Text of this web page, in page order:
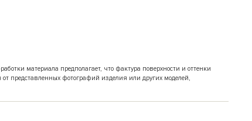
материала предполагает, что фактура поверхности и оттенки
от представленных фотографий изделия или других моделей,